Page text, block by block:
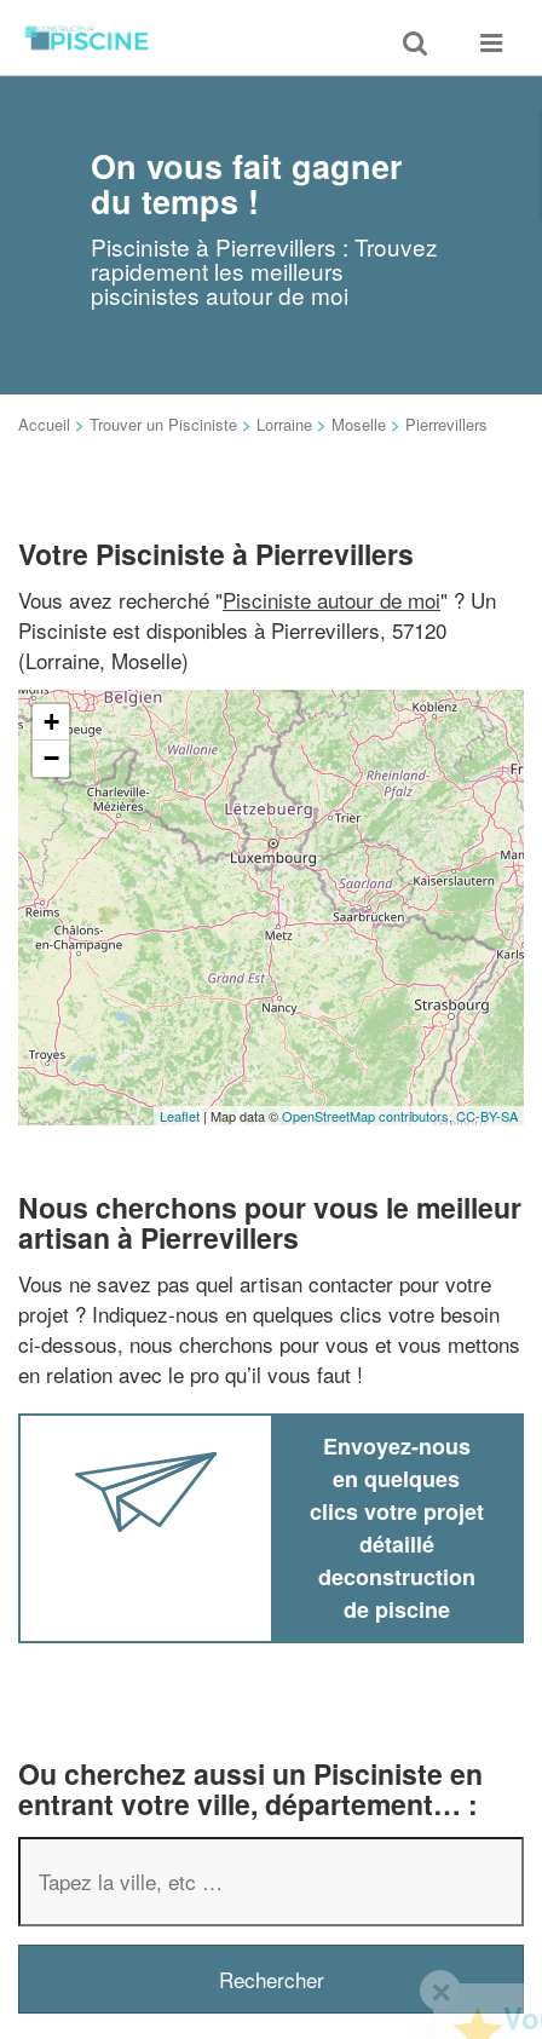
Toggle
search
Toggle
On vous fait gagner
du temps !
Pisciniste à Pierrevillers : Trouvez
rapidement les meilleurs
piscinistes autour de moi
Accueil > Trouver un Pisciniste > Lorraine > Moselle > Pierrevillers
Votre Pisciniste à Pierrevillers
Vous avez recherché "Pisciniste autour de moi" ? Un
Pisciniste est disponibles à Pierrevillers, 57120
(Lorraine, Moselle)
+
−
Leaflet| Map data ©OpenStreetMap contributors,CC-BY-SA
Nous cherchons pour vous le meilleur
artisan à Pierrevillers
Vous ne savez pas quel artisan contacter pour votre
projet ? Indiquez-nous en quelques clics votre besoin
ci-dessous, nous cherchons pour vous et vous mettons
en relation avec le pro qu’il vous faut !
Envoyez-nous
en quelques
clics votre projet
détaillé
deconstruction
de piscine
Ou cherchez aussi un Pisciniste en
entrant votre ville, département… :
Vous êtes un